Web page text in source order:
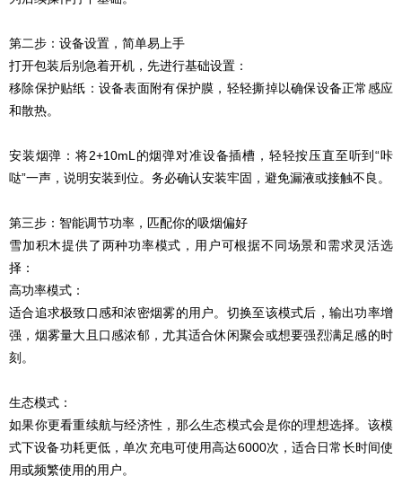
第二步：设备设置，简单易上手
打开包装后别急着开机，先进行基础设置：
移除保护贴纸：设备表面附有保护膜，轻轻撕掉以确保设备正常感应
和散热。
安装烟弹：将2+10mL的烟弹对准设备插槽，轻轻按压直至听到“咔
哒”一声，说明安装到位。务必确认安装牢固，避免漏液或接触不良。
第三步：智能调节功率，匹配你的吸烟偏好
雪加积木提供了两种功率模式，用户可根据不同场景和需求灵活选
择：
高功率模式：
适合追求极致口感和浓密烟雾的用户。切换至该模式后，输出功率增
强，烟雾量大且口感浓郁，尤其适合休闲聚会或想要强烈满足感的时
刻。
生态模式：
如果你更看重续航与经济性，那么生态模式会是你的理想选择。该模
式下设备功耗更低，单次充电可使用高达6000次，适合日常长时间使
用或频繁使用的用户。